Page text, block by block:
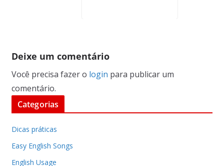
Deixe um comentário
Você precisa fazer o login para publicar um
comentário.
Categorias
Dicas práticas
Easy English Songs
English Usage